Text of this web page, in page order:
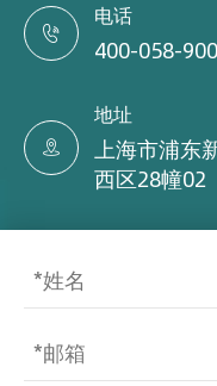

电话
400-058-

地址
上海市浦东
西区28幢02